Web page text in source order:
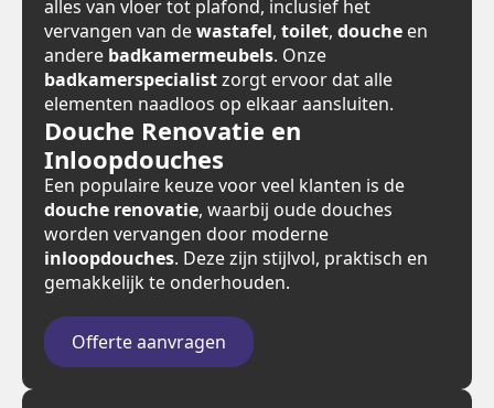
alles van vloer tot plafond, inclusief het
vervangen van dewastafel, toilet, douche en
andere badkamermeubels. Onze
badkamerspecialistzorgt ervoor dat alle
elementen naadloos op elkaar aansluiten.
Douche Renovatie en
Inloopdouches
Een populaire keuze voor veel klanten is de
douche renovatie, waarbij oude douches
worden vervangen door moderne
inloopdouches. Deze zijn stijlvol, praktisch en
gemakkelijk te onderhouden.
Offerte aanvragen